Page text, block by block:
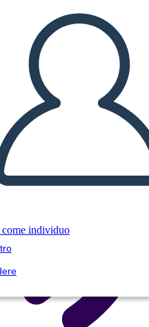
come individuo
LEGGIMI